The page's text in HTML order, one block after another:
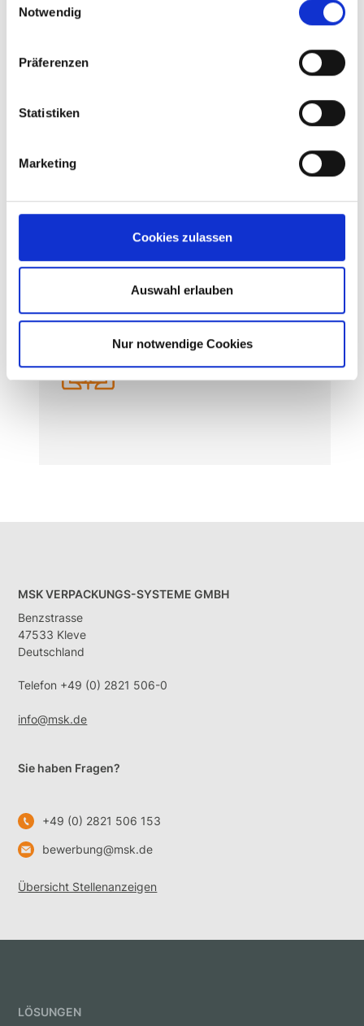
Notwendig
Präferenzen
Statistiken
Marketing
Cookies zulassen
Auswahl erlauben
Nur notwendige Cookies
Betriebsrestaurant,
kostenloses Obst,
Sportevents und Firmenfeiern
Einarbeitung
Zielgerichtetes Onboarding
MSK VERPACKUNGS-SYSTEME GMBH
Benzstrasse
47533 Kleve
Deutschland
Telefon +49 (0) 2821 506-0
info@msk.de
Sie haben Fragen?
+49 (0) 2821 506 153
bewerbung@msk.de
Übersicht Stellenanzeigen
LÖSUNGEN